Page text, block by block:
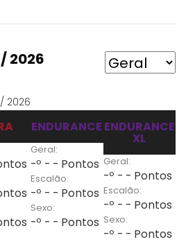
2026
2026
ENDURANCE
Geral:
-º - - Pontos
Escalão:
-º - - Pontos
Sexo:
-º - - Pontos
ENDURANCE
XL
Geral:
-º - - Pontos
Escalão:
-º - - Pontos
Sexo:
-º - - Pontos